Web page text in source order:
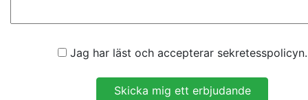
Jag har läst och accepterar sekretesspolicyn.